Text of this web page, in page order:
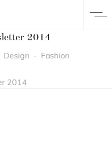
2014
Design - Fashion
2014